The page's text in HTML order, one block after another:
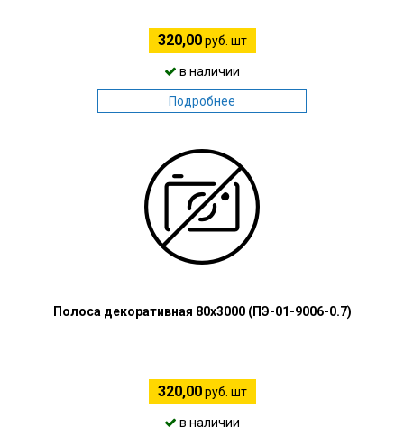
320,00руб. шт
в наличии
Подробнее
Полоса декоративная 80х3000 (ПЭ-01-9006-0.7)
320,00руб. шт
в наличии